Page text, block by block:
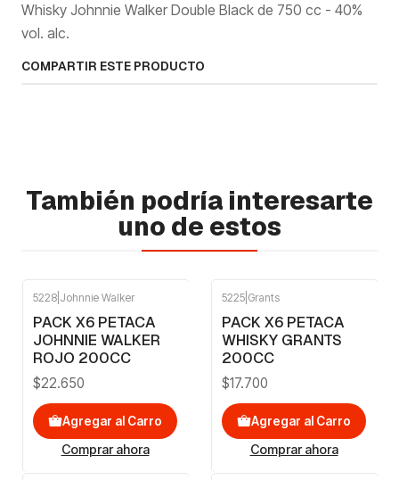
Whisky Johnnie Walker Double Black de 750 cc - 40%
vol. alc.
COMPARTIR ESTE PRODUCTO
También podría interesarte
uno de estos
5228 Johnnie Walker
PACK X6 PETACA
JOHNNIE WALKER
ROJO 200CC
$22.650
Agregar al Carro
Comprar ahora
5225 Grants
PACK X6 PETACA
WHISKY GRANTS
200CC
$17.700
Agregar al Carro
Comprar ahora